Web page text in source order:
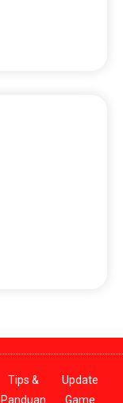
Tips &
Panduan
Update
Game